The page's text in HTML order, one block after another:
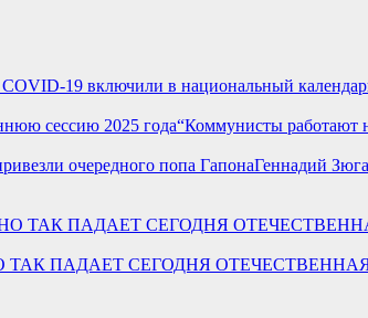
19 включили в национальный
“Коммунисты работают
Геннадий
ТАК ПАДАЕТ СЕГОДНЯ